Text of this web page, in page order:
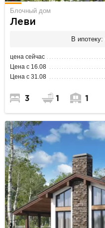
Блочный дом
Леви
В ипотеку:
цена сейчас
Цена с 16.08
Цена с 31.08
3 1 1